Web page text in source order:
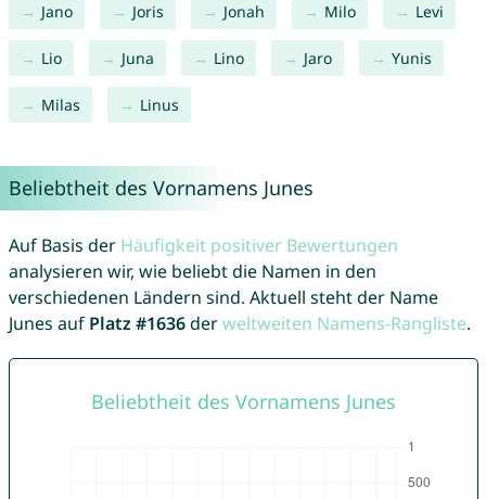
Jano Joris Jonah Milo Levi
Lio Juna Lino Jaro Yunis
Milas Linus
Beliebtheit des Vornamens Junes
Auf Basis der Häufigkeit positiver Bewertungen
analysieren wir, wie beliebt die Namen in den
verschiedenen Ländern sind. Aktuell steht der Name
Junes auf Platz #1636derweltweiten Namens-Rangliste.